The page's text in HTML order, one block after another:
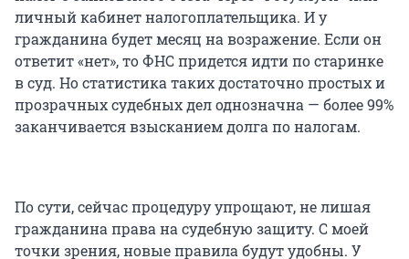
личный кабинет налогоплательщика. И у
гражданина будет месяц на возражение. Если он
ответит «нет», то ФНС придется идти по старинке
в суд. Но статистика таких достаточно простых и
прозрачных судебных дел однозначна — более 99%
заканчивается взысканием долга по налогам.
По сути, сейчас процедуру упрощают, не лишая
гражданина права на судебную защиту. С моей
точки зрения, новые правила будут удобны. У